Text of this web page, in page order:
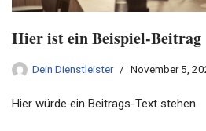
Hier ist ein Beispiel-Beitrag
Dein Dienstleister November 5,
Hier würde ein Beitrags-Text stehen